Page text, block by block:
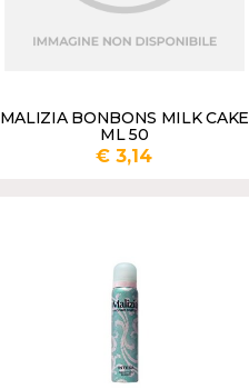
MALIZIA BONBONS MILK CAKE
ML 50
€ 3,14